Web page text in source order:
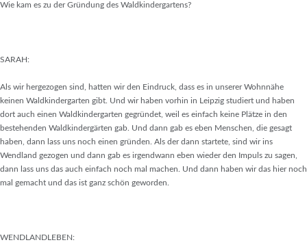
Wie kam es zu der Gründung des Waldkindergartens?
SARAH:
Als wir hergezogen sind, hatten wir den Eindruck, dass es in unserer Wohnnähe
keinen Waldkindergarten gibt. Und wir haben vorhin in Leipzig studiert und haben
dort auch einen Waldkindergarten gegründet, weil es einfach keine Plätze in den
bestehenden Waldkindergärten gab. Und dann gab es eben Menschen, die gesagt
haben, dann lass uns noch einen gründen. Als der dann startete, sind wir ins
Wendland gezogen und dann gab es irgendwann eben wieder den Impuls zu sagen,
dann lass uns das auch einfach noch mal machen. Und dann haben wir das hier noch
mal gemacht und das ist ganz schön geworden.
WENDLANDLEBEN: